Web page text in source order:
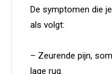
De symptomen die
als volgt:
– Zeurende pijn,
lage rug.